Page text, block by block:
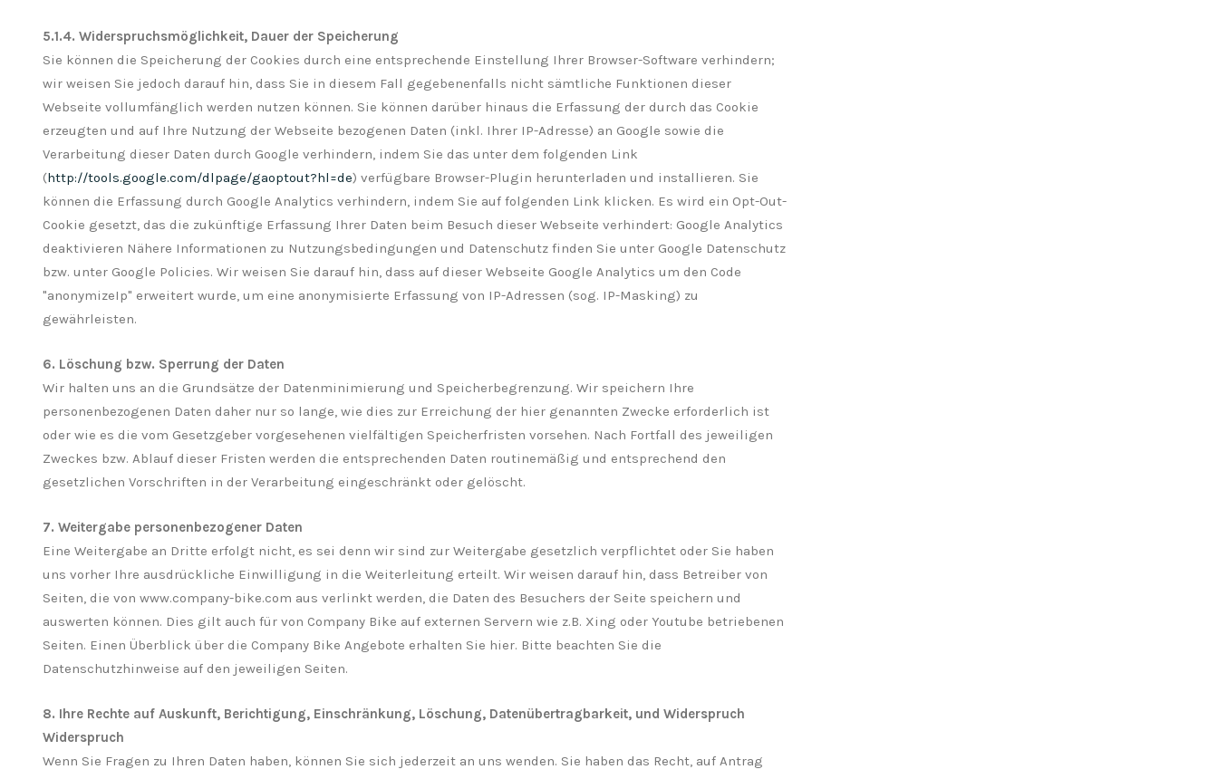
5.1.4. Widerspruchsmöglichkeit, Dauer der Speicherung
Sie können die Speicherung der Cookies durch eine entsprechende Einstellung Ihrer Browser-Software verhindern;
wir weisen Sie jedoch darauf hin, dass Sie in diesem Fall gegebenenfalls nicht sämtliche Funktionen dieser
Webseite vollumfänglich werden nutzen können. Sie können darüber hinaus die Erfassung der durch das Cookie
erzeugten und auf Ihre Nutzung der Webseite bezogenen Daten (inkl. Ihrer IP-Adresse) an Google sowie die
Verarbeitung dieser Daten durch Google verhindern, indem Sie das unter dem folgenden Link
(http://tools.google.com/dlpage/gaoptout?hl=de) verfügbare Browser-Plugin herunterladen und installieren. Sie
können die Erfassung durch Google Analytics verhindern, indem Sie auf folgenden Link klicken. Es wird ein Opt-Out-
Cookie gesetzt, das die zukünftige Erfassung Ihrer Daten beim Besuch dieser Webseite verhindert: Google Analytics
deaktivieren Nähere Informationen zu Nutzungsbedingungen und Datenschutz finden Sie unter Google Datenschutz
bzw. unter Google Policies. Wir weisen Sie darauf hin, dass auf dieser Webseite Google Analytics um den Code
"anonymizeIp" erweitert wurde, um eine anonymisierte Erfassung von IP-Adressen (sog. IP-Masking) zu
gewährleisten.
6. Löschung bzw. Sperrung der Daten
Wir halten uns an die Grundsätze der Datenminimierung und Speicherbegrenzung. Wir speichern Ihre
personenbezogenen Daten daher nur so lange, wie dies zur Erreichung der hier genannten Zwecke erforderlich ist
oder wie es die vom Gesetzgeber vorgesehenen vielfältigen Speicherfristen vorsehen. Nach Fortfall des jeweiligen
Zweckes bzw. Ablauf dieser Fristen werden die entsprechenden Daten routinemäßig und entsprechend den
gesetzlichen Vorschriften in der Verarbeitung eingeschränkt oder gelöscht.
7. Weitergabe personenbezogener Daten
Eine Weitergabe an Dritte erfolgt nicht, es sei denn wir sind zur Weitergabe gesetzlich verpflichtet oder Sie haben
uns vorher Ihre ausdrückliche Einwilligung in die Weiterleitung erteilt. Wir weisen darauf hin, dass Betreiber von
Seiten, die von www.company-bike.com aus verlinkt werden, die Daten des Besuchers der Seite speichern und
auswerten können. Dies gilt auch für von Company Bike auf externen Servern wie z.B. Xing oder Youtube betriebenen
Seiten. Einen Überblick über die Company Bike Angebote erhalten Sie hier. Bitte beachten Sie die
Datenschutzhinweise auf den jeweiligen Seiten.
8. Ihre Rechte auf Auskunft, Berichtigung, Einschränkung, Löschung, Datenübertragbarkeit, ‎und Widerspruch ‎
Widerspruch
Wenn Sie Fragen zu Ihren Daten haben, können Sie sich jederzeit an uns wenden. Sie haben das Recht, auf Antrag